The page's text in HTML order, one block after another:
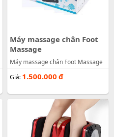
Máy massage chân Foot
Massage
Máy massage chân Foot Massage
Giá: 1.500.000 đ